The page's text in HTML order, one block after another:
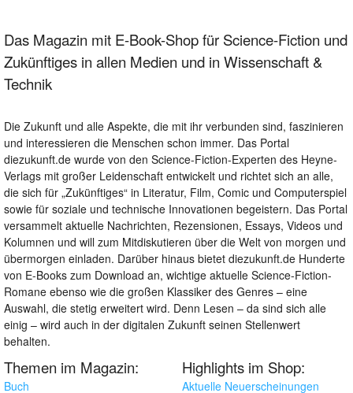
Das Magazin mit E-Book-Shop für Science-Fiction und
Zukünftiges in allen Medien und in Wissenschaft &
Technik
Die Zukunft und alle Aspekte, die mit ihr verbunden sind, faszinieren
und interessieren die Menschen schon immer. Das Portal
diezukunft.de wurde von den Science-Fiction-Experten des Heyne-
Verlags mit großer Leidenschaft entwickelt und richtet sich an alle,
die sich für „Zukünftiges“ in Literatur, Film, Comic und Computerspiel
sowie für soziale und technische Innovationen begeistern. Das Portal
versammelt aktuelle Nachrichten, Rezensionen, Essays, Videos und
Kolumnen und will zum Mitdiskutieren über die Welt von morgen und
übermorgen einladen. Darüber hinaus bietet diezukunft.de Hunderte
von E-Books zum Download an, wichtige aktuelle Science-Fiction-
Romane ebenso wie die großen Klassiker des Genres – eine
Auswahl, die stetig erweitert wird. Denn Lesen – da sind sich alle
einig – wird auch in der digitalen Zukunft seinen Stellenwert
behalten.
Themen im Magazin:
Buch
Highlights im Shop:
Aktuelle Neuerscheinungen